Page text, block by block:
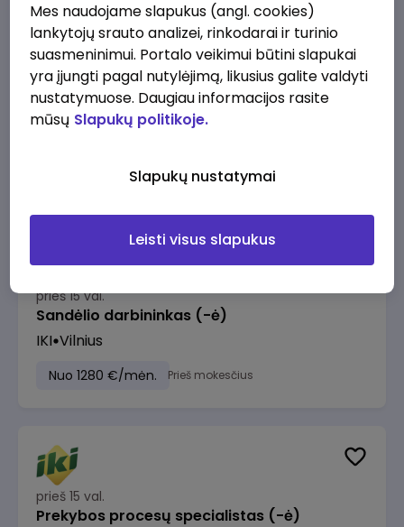
prieš 15 val.
Darbo užmokesčio buhalteris(ė)
3000 - 3650 €/mėn. Prieš mokesčius
prieš 15 val.
Sandėlio darbininkas (-ė)
IKI Vilnius
Nuo 1280 €/mėn. Prieš mokesčius
prieš 15 val.
Prekybos procesų specialistas (-ė)
Mes naudojame slapukus (angl. cookies)
lankytojų srauto analizei, rinkodarai ir turinio
suasmeninimui. Portalo veikimui būtini slapukai
yra įjungti pagal nutylėjimą, likusius galite valdyti
nustatymuose. Daugiau informacijos rasite
mūsų Slapukų politikoje.
Slapukų nustatymai
Leisti visus slapukus